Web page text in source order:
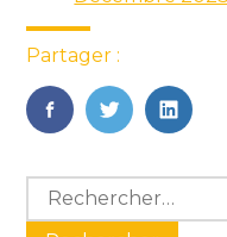
Partager :
FaceBook
Twitter
Blog
sidebar
Rechercher :